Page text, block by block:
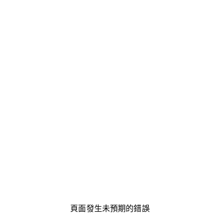
頁面發生未預期的錯誤